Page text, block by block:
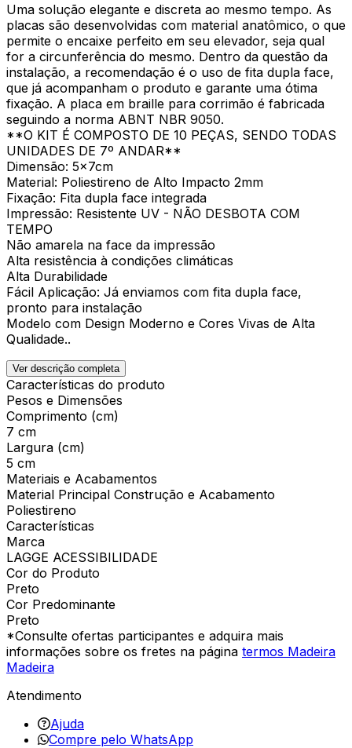
Uma solução elegante e discreta ao mesmo tempo. As
placas são desenvolvidas com material anatômico, o que
permite o encaixe perfeito em seu elevador, seja qual
for a circunferência do mesmo. Dentro da questão da
instalação, a recomendação é o uso de fita dupla face,
que já acompanham o produto e garante uma ótima
fixação. A placa em braille para corrimão é fabricada
seguindo a norma ABNT NBR 9050.
**O KIT É COMPOSTO DE 10 PEÇAS, SENDO TODAS
UNIDADES DE 7º ANDAR**
Dimensão: 5x7cm
Material: Poliestireno de Alto Impacto 2mm
Fixação: Fita dupla face integrada
Impressão: Resistente UV - NÃO DESBOTA COM
TEMPO
Não amarela na face da impressão
Alta resistência à condições climáticas
Alta Durabilidade
Fácil Aplicação: Já enviamos com fita dupla face,
pronto para instalação
Modelo com Design Moderno e Cores Vivas de Alta
Qualidade..
Ver descrição completa
Características do produto
Pesos e Dimensões
Comprimento (cm)
7 cm
Largura (cm)
5 cm
Materiais e Acabamentos
Material Principal Construção e Acabamento
Poliestireno
Características
Marca
LAGGE ACESSIBILIDADE
Cor do Produto
Preto
Cor Predominante
Preto
*Consulte ofertas participantes e adquira mais
informações sobre os fretes na página termos Madeira
Madeira
Atendimento
Ajuda
Compre pelo WhatsApp